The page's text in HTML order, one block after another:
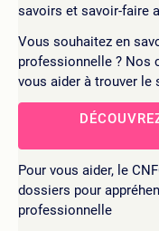
savoirs et savoir-faire
Vous souhaitez en
professionnelle ? Nos
vous aider à trouver le
Pour vous aider, le
dossiers pour
professionnelle